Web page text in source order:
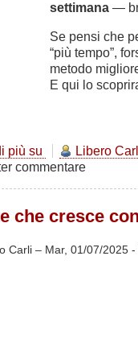
settimana —
Se pensi che
“più tempo”,
metodo
E qui lo
più su
Studio
e
Allenarsi
SPORTFORMA
Libero
commentare
che cresce
Carli – Mar, 01/07/2025 -